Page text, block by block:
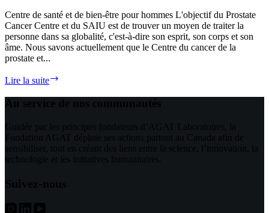
Centre de santé et de bien-être pour hommes L'objectif du Prostate
Cancer Centre et du SAIU est de trouver un moyen de traiter la
personne dans sa globalité, c'est-à-dire son esprit, son corps et son
âme. Nous savons actuellement que le Centre du cancer de la
prostate et...
Lire la suite
Cancer
Centre
un
nouveau
centre
de
et
Au service de nos communautés
Guidée par les principes fondateurs d’AGAT Laboratoires, la
Fondation AGAT déploie ses actions partout au Canada afin de
sensibiliser, tout en créant des liens entre la science, l’innovation, la
technologie et les initiatives humanitaires.
Suivez-nous